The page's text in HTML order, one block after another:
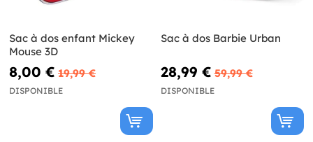
Sac à dos enfant Mickey
Mouse 3D
8,00 € 19,99 €
DISPONIBLE
Sac à dos Barbie Urban
28,99 € 59,99 €
DISPONIBLE